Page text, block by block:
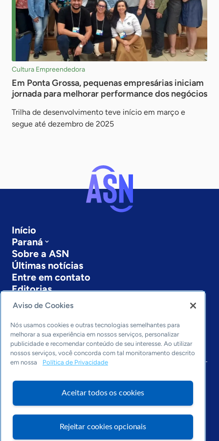
Cultura Empreendedora
Em Ponta Grossa, pequenas empresárias iniciam
jornada para melhorar performance dos negócios
Trilha de desenvolvimento teve início em março e
segue até dezembro de 2025
Início
Paraná
Sobre a ASN
Últimas notícias
Entre em contato
Editorias
Economia & Política
Inovação & Tecnologia
Cultura empreendedora
Dados
Arquivo
Aviso de Cookies
Nós usamos cookies e outras tecnologias semelhantes para
melhorar a sua experiência em nossos serviços, personalizar
publicidade e recomendar conteúdo de seu interesse. Ao utilizar
nossos serviços, você concorda com tal monitoramento descrito
em nossa
Política de Privacidade
Aceitar todos os cookies
Rejeitar cookies opcionais